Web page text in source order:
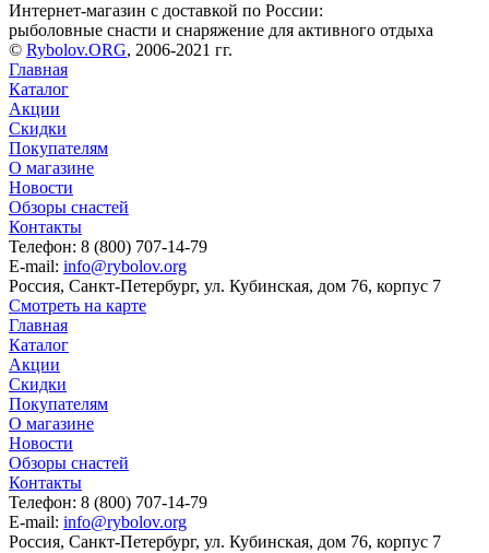
Интернет-магазин с доставкой по России:
рыболовные снасти и снаряжение для активного отдыха
© Rybolov.ORG, 2006-2021 гг.
Главная
Каталог
Акции
Скидки
Покупателям
О магазине
Новости
Обзоры снастей
Контакты
Телефон: 8 (800) 707-14-79
E-mail: info@rybolov.org
Россия, Санкт-Петербург, ул. Кубинская, дом 76, корпус 7
Смотреть на карте
Главная
Каталог
Акции
Скидки
Покупателям
О магазине
Новости
Обзоры снастей
Контакты
Телефон: 8 (800) 707-14-79
E-mail: info@rybolov.org
Россия, Санкт-Петербург, ул. Кубинская, дом 76, корпус 7